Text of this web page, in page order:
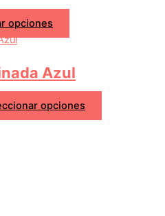
opciones
Azul
opciones